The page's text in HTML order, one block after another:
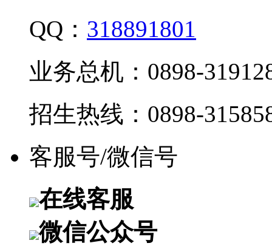
QQ： 318891801
业务总机：0898-
招生热线：0898-
客服号/微信号
在线客服
微信公众号